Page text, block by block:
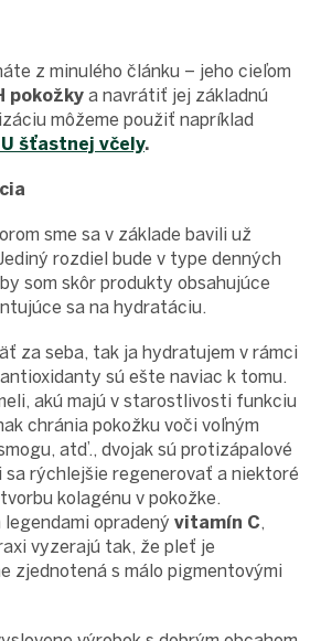
z minulého článku – jeho cieľom
pokožky a navrátiť jej základnú
môžeme použiť napríklad
šťastnej včely.
sme sa v základe bavili už
rozdiel bude v type denných
som skôr produkty obsahujúce
sa na hydratáciu.
za seba, tak ja hydratujem v rámci
sú ešte naviac k tomu.
akú majú v starostlivosti funkciu
chránia pokožku voči voľným
atď., dvojak sú protizápalové
sa rýchlejšie regenerovať a niektoré
kolagénu v pokožke.
opradený vitamín C,
vyzerajú tak, že pleť je
zjednotená s málo pigmentovými